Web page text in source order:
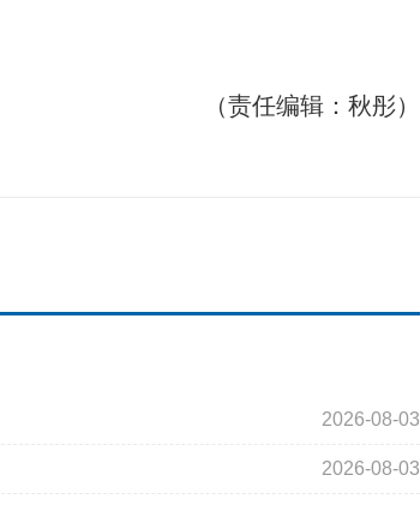
（责任编辑：秋彤）
2026-08-03
2026-08-03